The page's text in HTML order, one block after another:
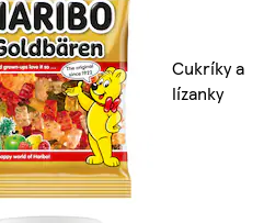
Cukríky a
lízanky